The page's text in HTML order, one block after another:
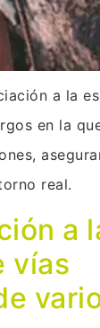
a la
en la
real.
a
vías